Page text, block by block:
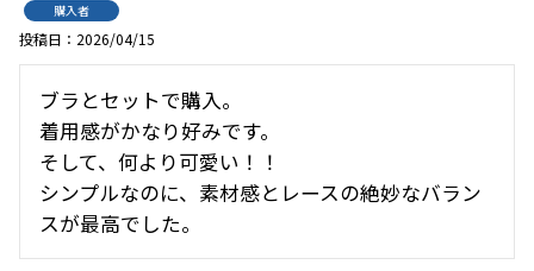
購入者
投稿日 2026/04/15
ブラとセットで購入。
着用感がかなり好みです。
そして、何より可愛い！！
シンプルなのに、素材感とレースの絶妙なバラン
スが最高でした。